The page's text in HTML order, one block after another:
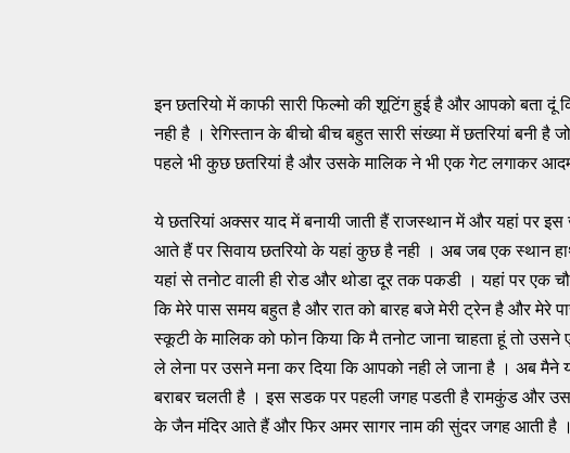
इन छ​तरियो में काफी सारी फिल्मो की शूटिंग हुई है और आपको बता दूं
नही है । रेगिस्तान के बीचो बीच बहुत सारी संख्या में छ​तरियां बनी है
पहले भी कुछ छतरियां है और उसके मालिक ने भी एक गेट लगाकर
ये छतरियां अक्सर याद में बनायी जाती हैं राजस्थान में और यहां पर
आते हैं पर सिवाय छतरियो के यहां कुछ है नही । अब जब एक स्थान
यहां से तनोट वाली ही रोड और थोडा दूर तक पकडी । यहां पर एक
कि मेरे पास समय बहुत है और रात को बारह बजे मेरी ट्रेन है और मेरे
स्कूटी के मालिक को फोन किया कि मै तनोट जाना चाहता हूं तो
ले लेना पर उसने मना कर दिया कि आपको नही ले जाना है । अब
बराबर चलती है । इस सडक पर पहली जगह पडती है रामकुंड और
के जैन मंदिर आते हैं और फिर अमर सागर नाम की सुंदर जगह आती है ।